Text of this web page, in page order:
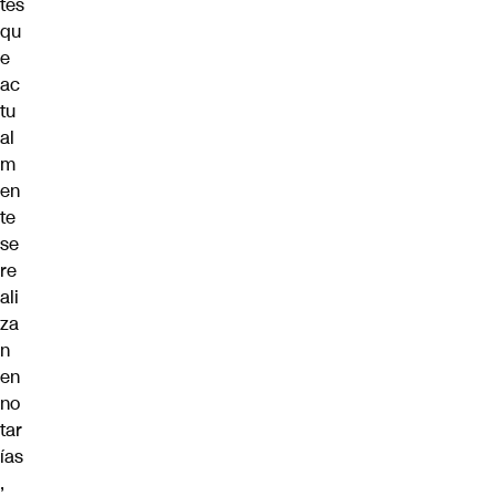
qu
e
ac
tu
al
m
en
te
se
re
ali
za
n
en
no
tar
ías
,